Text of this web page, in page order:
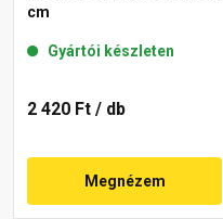
cm
Gyártói készleten
2 420 Ft / db
Megnézem